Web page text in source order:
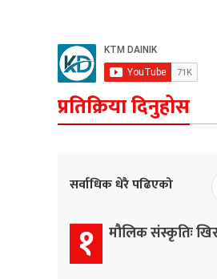
प्रतिक्रिया दिनुहोस
सर्वाधिक धेरै पढिएको
१ मौलिक संस्कृतिः